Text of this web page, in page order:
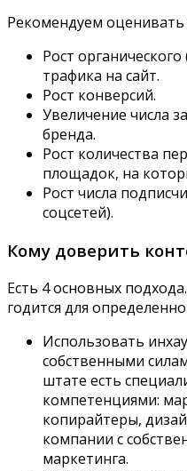
Рекомендуем
Рост
трафика на сайт.
Рост конверсий.
Увеличение числа
бренда.
Рост количества
площадок, на
Рост числа
соцсетей).
Кому доверить
Есть 4 основных
годится для
Использовать
собственными
штате есть
компетенциями:
копирайтеры,
компании с
маркетинга.